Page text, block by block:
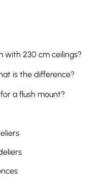
with 230 cm ceilings?
is the difference?
a flush mount?